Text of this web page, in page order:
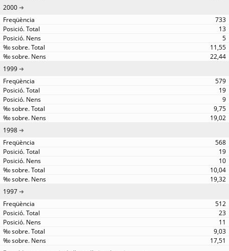
2000
733
13
5
11,55
22,44
1999
579
19
9
9,75
19,02
1998
568
19
10
10,04
19,32
1997
512
23
11
9,03
17,51